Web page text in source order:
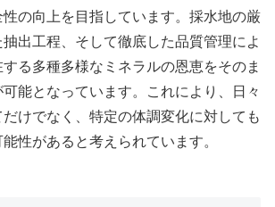
の向上を目指しています。採水地の厳
出工程、そして徹底した品質管理によ
る多種多様なミネラルの恩恵をそのま
能となっています。これにより、日々
けでなく、特定の体調変化に対しても
性があると考えられています。